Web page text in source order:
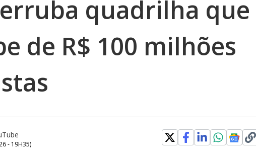
quadrilha que
de R$ 100 milhões
- 19H35)